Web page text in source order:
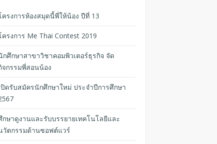
ครงการห้องสมุดนี้พี่ให้น้อง ปีที่ 13
ครงการ Me Thai Contest 2019
กศึกษาสาขาวิชาคอมพิวเตอร์ธุรกิจ จัด
จกรรมพี่สอนน้อง
ปิดรับสมัครนักศึกษาใหม่ ประจำปีการศึกษา
กษาดูงานและรับบรรยายเทคโนโลยีและ
วัตกรรมด้านซอฟต์แวร์